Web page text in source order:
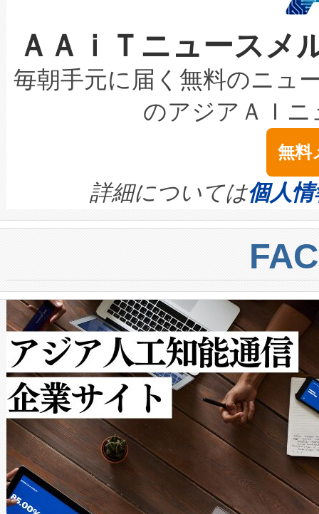
取得できる可能性もあります
設には、3億～4億ドルかか
最高経営責任者（CEO）であ
す。「当社のfully-connected
ームを利用すれば、6,000万
きます。この効率性は、フェ
限を超えて利用可能な電力容
持できるよう貢献します。こ
ービスレベル契約（SLA）違
テリー性能の劣化によるダウ
念は、現在データセンターが
ます。 Voltaiq provides a
quality and reliability for AI
BESS stack to ensure battery
centers. Voltaiqは、ai&のAI
からシステム統合、試運転、
クルの各段階のデータを監視
[…]
なレーザースポットにより、
な環境下でも豊かなディテー
キロメートル範囲を検出
LiDAR for Inspections,
は1535 nmレーザーを搭載。
イズの小径化を実現すること
す。ノーマルモードでは、
ートル先まで検出でき、これ
トに対して約600メートルに
では、反射率10％のターゲッ
で向上し、最大検知距離は
ットだけで最大1キロメート
ルの変電所周囲を監視でき、
作業と点群処理を簡素化でき
Avia 2は、2種類のFOVオプシ
× 80°のノーマルモード、長
ードを切り替えて使用するこ
ＡＡｉＴニュース
毎朝手元に届く無料のニュ
のアジアＡＩ
無料
詳細については個人